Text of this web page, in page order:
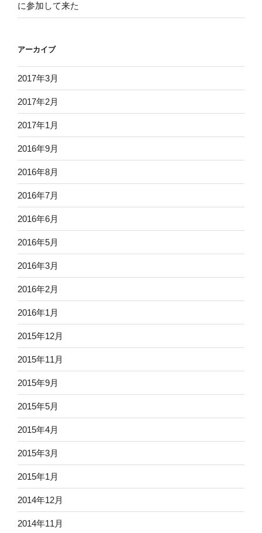
に参加して来た
アーカイブ
2017年3月
2017年2月
2017年1月
2016年9月
2016年8月
2016年7月
2016年6月
2016年5月
2016年3月
2016年2月
2016年1月
2015年12月
2015年11月
2015年9月
2015年5月
2015年4月
2015年3月
2015年1月
2014年12月
2014年11月